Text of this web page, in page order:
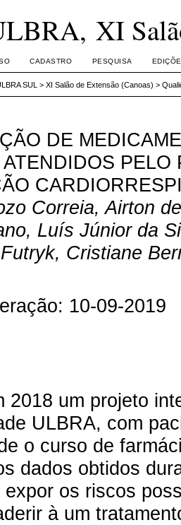
XI
CADASTRO PESQUISA
SUL > XI Salão de Extensão (Canoas) >
DE
Correia, Airton
Luís Júnior da
Cristiane
10-09-2019
2018 um projeto
ULBRA, com
o curso de
dados obtidos
os riscos
à um